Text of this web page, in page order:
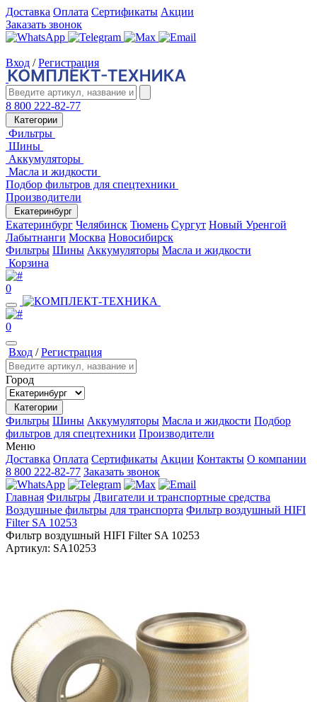
Доставка Оплата Сертификаты Акции
Заказать звонок
Вход / Регистрация
8 800 222-82-77
Категории
Фильтры
Шины
Аккумуляторы
Масла и жидкости
Подбор фильтров для спецтехники
Производители
Екатеринбург
Екатеринбург Челябинск Тюмень Сургут Новый Уренгой
Лабытнанги Москва Новосибирск
Фильтры Шины Аккумуляторы Масла и жидкости
Корзина
0
0
Вход /Регистрация
Город
Категории
Фильтры Шины Аккумуляторы Масла и жидкости Подбор
фильтров для спецтехники Производители
Меню
Доставка Оплата Сертификаты Акции Контакты О компании
8 800 222-82-77 Заказать звонок
Главная Фильтры Двигатели и транспортные средства
Воздушные фильтры для транспорта Фильтр воздушный HIFI
Filter SA 10253
Фильтр воздушный HIFI Filter SA 10253
Артикул: SA10253